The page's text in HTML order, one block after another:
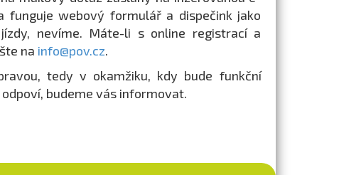
funguje webový formulář a dispečink jako
nevíme. Máte-li s online registrací a
na info@pov.cz.
tedy v okamžiku, kdy bude funkční
budeme vás informovat.